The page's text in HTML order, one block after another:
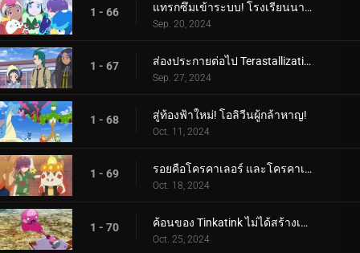
1 - 66 แทรกซึมเข้าระบบ! โรงเรียนนารันจาอยู่ในอันตราย!
Sep. 20, 2024
1 - 67 ส่องประกายต่อไป Terastallization! ลิโก้ ปะทะ รอย!
Sep. 27, 2024
1 - 68 สู่ท้องฟ้าใหม่! โอลิวีนผู้กล้าหาญ!
Oct. 11, 2024
1 - 69 รอยคือโครคาเลอร์ และโครคาเลอร์ก็คือรอย!
Oct. 18, 2024
1 - 70 ค้อนของ Tinkatink ไม่ได้สร้างเสร็จภายในวันเดียว
Oct. 25, 2024